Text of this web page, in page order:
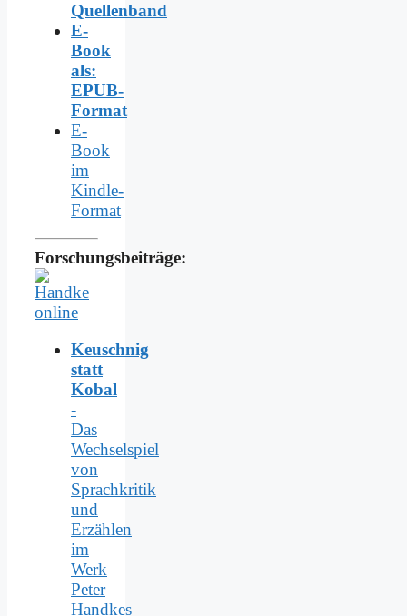
Quellenband
E-
Book
als:
EPUB-
Format
E-
Book
im
Kindle-
Format
Forschungsbeiträge:
Keuschnig
statt
Kobal
-
Das
Wechselspiel
von
Sprachkritik
und
Erzählen
im
Werk
Peter
Handkes